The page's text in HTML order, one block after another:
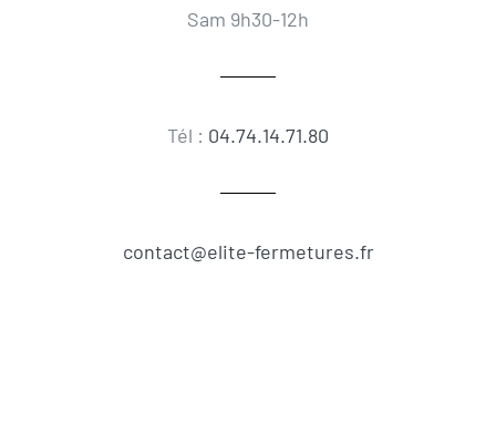
Sam 9h30-12h
Tél : 04.74.14.71.80
contact@elite-fermetures.fr